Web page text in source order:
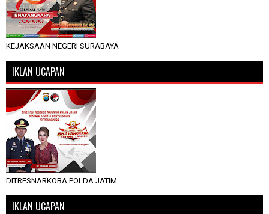
KEJAKSAAN NEGERI SURABAYA
IKLAN UCAPAN
DITRESNARKOBA POLDA JATIM
IKLAN UCAPAN